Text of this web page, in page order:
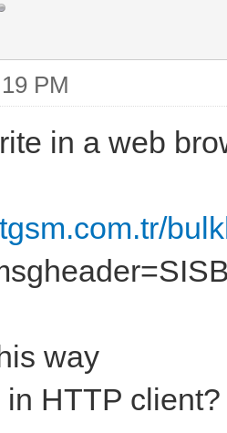
PM
in a web
way
HTTP client?